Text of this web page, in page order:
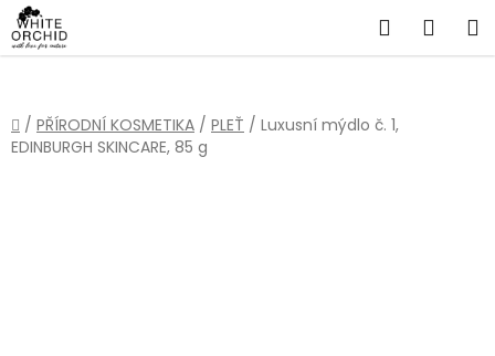
Přejít
na
obsah
Hledat
Domů
/ PŘÍRODNÍ KOSMETIKA / PLEŤ / Luxusní mýdlo č. 1,
EDINBURGH SKINCARE, 85 g